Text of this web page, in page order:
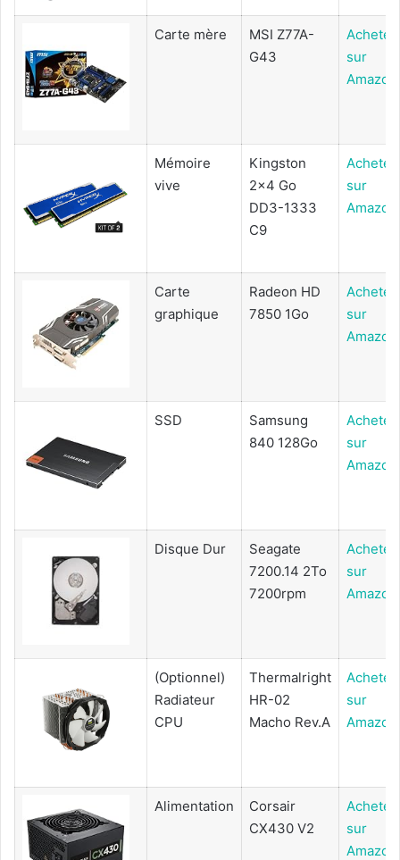
Carte mère
MSI Z77A-
G43
Acheter
sur
Amazon
Mémoire
vive
Kingston
2x4 Go
DD3-1333
C9
Acheter
sur
Amazon
Carte
graphique
Radeon HD
7850 1Go
Acheter
sur
Amazon
SSD
Samsung
840 128Go
Acheter
sur
Amazon
Disque Dur
Seagate
7200.14 2To
7200rpm
Acheter
sur
Amazon
(Optionnel)
Radiateur
CPU
Thermalright
HR-02
Macho Rev.A
Acheter
sur
Amazon
Alimentation
Corsair
CX430 V2
Acheter
sur
Amazon